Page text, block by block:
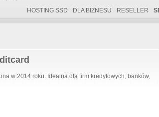
HOSTING SSD DLA BIZNESU RESELLER
w 2014 roku. Idealna dla firm kredytowych, banków,